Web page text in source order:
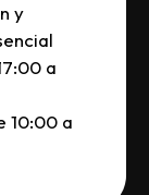
y
a
10:00 a